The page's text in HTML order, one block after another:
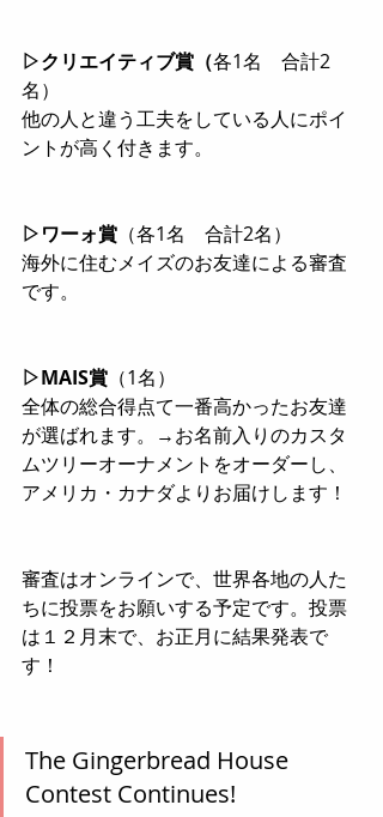
▷クリエイティブ賞（各1名　合計2
名）
他の人と違う工夫をしている人にポイ
ントが高く付きます。
▷ワーォ賞 （各1名　合計2名）
海外に住むメイズのお友達による審査
です。
▷MAIS賞 （1名）
全体の総合得点て一番高かったお友達
が選ばれます。→お名前入りのカスタ
ムツリーオーナメントをオーダーし、
アメリカ・カナダよりお届けします！
審査はオンラインで、世界各地の人た
ちに投票をお願いする予定です。投票
は１２月末で、お正月に結果発表で
す！
The Gingerbread House
Contest Continues!